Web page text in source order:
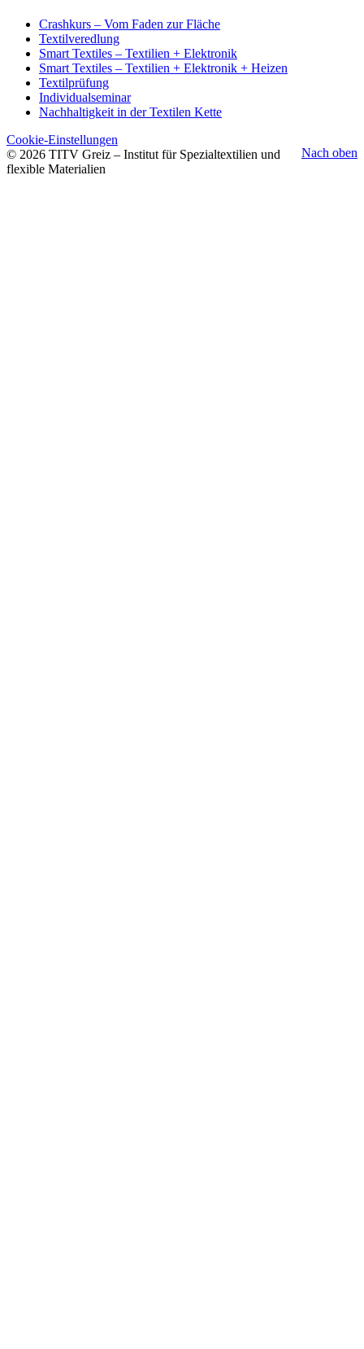
Crashkurs – Vom Faden zur Fläche
Textilveredlung
Smart Textiles – Textilien + Elektronik
Smart Textiles – Textilien + Elektronik + Heizen
Textilprüfung
Individualseminar
Nachhaltigkeit in der Textilen Kette
Nach oben
Cookie-Einstellungen
© 2026 TITV Greiz – Institut für Spezialtextilien und
flexible Materialien